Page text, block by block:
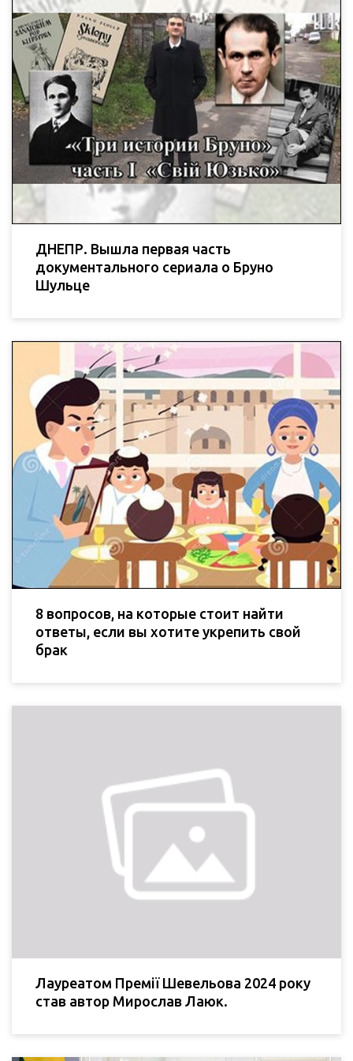
ДНЕПР. Вышла первая часть
документального сериала о Бруно
Шульце
8 вопросов, на которые стоит найти
ответы, если вы хотите укрепить свой
брак
Лауреатом Премії Шевельова 2024 року
став автор Мирослав Лаюк.